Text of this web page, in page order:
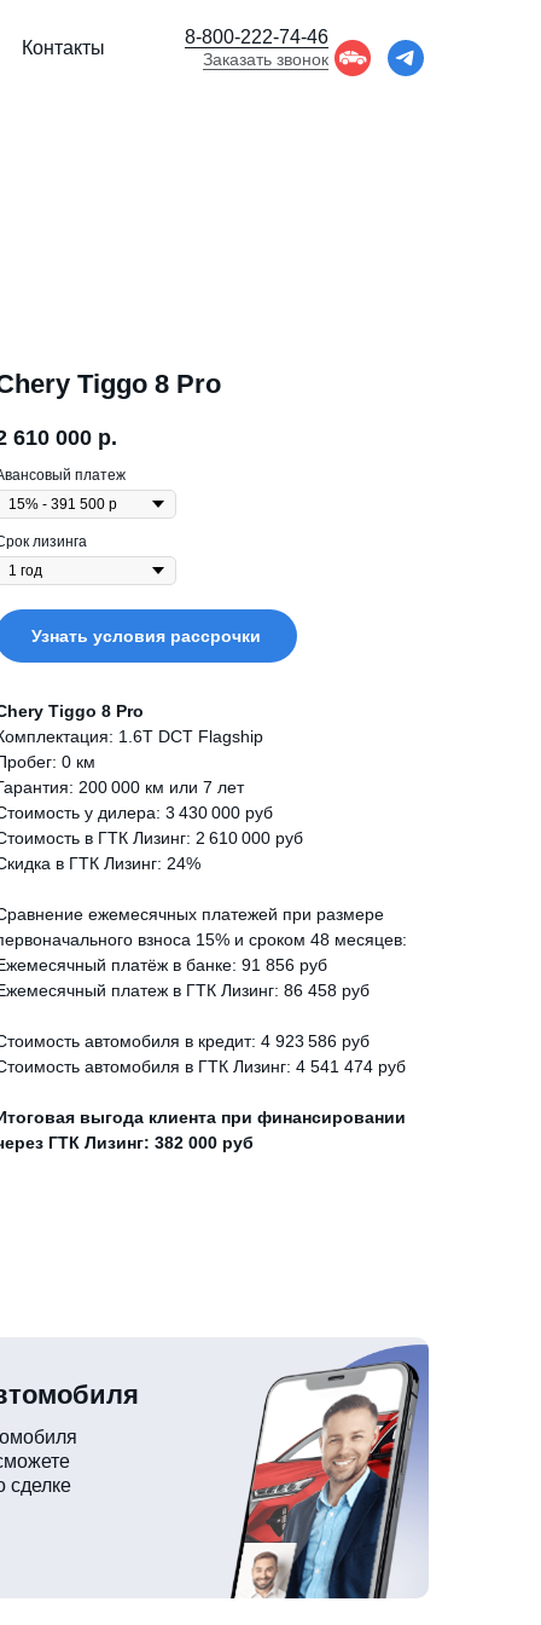
Контакты
8-800-222-74-46
Заказать звонок
Tiggo 8 Pro
610 000 р.
платеж
лизинга
Узнать условия рассрочки
Tiggo 8 Pro
1.6T DCT Flagship
0 км
200 000 км или 7 лет
у дилера: 3 430 000 руб
в ГТК Лизинг: 2 610 000 руб
в ГТК Лизинг: 24%
ежемесячных платежей при размере
взноса 15% и сроком 48 месяцев:
платёж в банке: 91 856 руб
платеж в ГТК Лизинг: 86 458 руб
автомобиля в кредит: 4 923 586 руб
автомобиля в ГТК Лизинг: 4 541 474 руб
выгода клиента при финансировании
ГТК Лизинг: 382 000 руб
сделке